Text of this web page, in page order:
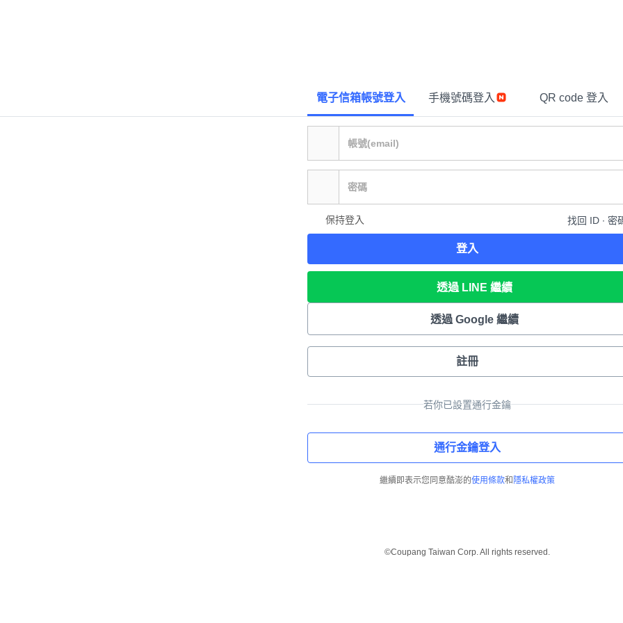
電子信箱帳號登入 手機號碼登入 QR code 登入
保持登入 找回 ID ∙ 密
登入
透過 LINE 繼續
透過 Google 繼續
註冊
若你已設置通行金鑰
通行金鑰登入
繼續即表示您同意酷澎的使用條款和 隱私權政策
©Coupang Taiwan Corp. All rights reserved.